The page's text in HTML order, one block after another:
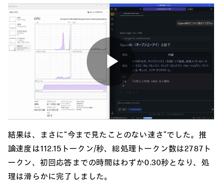
Play
Video
結果は、まさに“今まで見たことのない速さ”でした。推
論速度は112.15トークン/秒、総処理トークン数は2787ト
ークン、初回応答までの時間はわずか0.30秒となり、処
理は滑らかに完了しました。